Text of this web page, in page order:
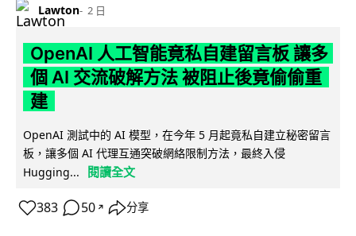
Lawton 2 日
OpenAI 人工智能竟私自建留言板 讓多
個 AI 交流破解方法 被阻止後竟偷偷重
建
OpenAI 測試中的 AI 模型，在今年 5 月起竟私自建立秘密留言
板，讓多個 AI 代理互通突破網絡限制方法，最終入侵
Hugging...
閱讀全文
383 50 ↗ 分享